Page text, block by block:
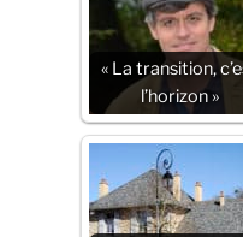
« La transition,
l’horizon »